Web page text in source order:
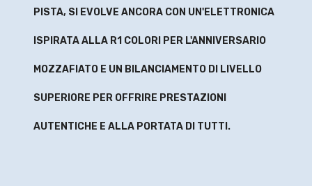
PISTA, SI EVOLVE ANCORA CON UN'ELETTRONICA
ISPIRATA ALLA R1 COLORI PER L'ANNIVERSARIO
MOZZAFIATO E UN BILANCIAMENTO DI LIVELLO
SUPERIORE PER OFFRIRE PRESTAZIONI
AUTENTICHE E ALLA PORTATA DI TUTTI.